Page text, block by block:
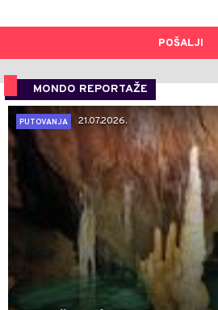
POŠALJI
MONDO REPORTAŽE
PUTOVANJA
21.07.2026.